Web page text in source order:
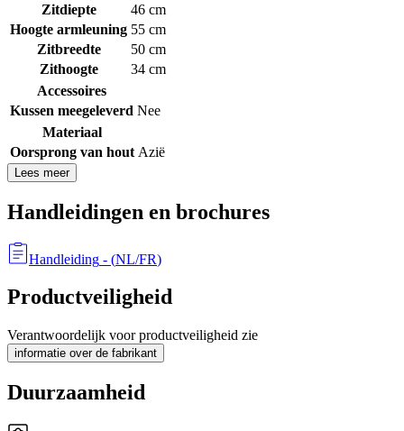
Zitdiepte
46 cm
Hoogte armleuning 55 cm
Zitbreedte
50 cm
Zithoogte
34 cm
Accessoires
Kussen meegeleverd Nee
Materiaal
Oorsprong van hout Azië
Lees meer
Handleidingen en brochures
Handleiding - (NL/FR)
Productveiligheid
Verantwoordelijk voor productveiligheid zie
informatie over de fabrikant
Duurzaamheid